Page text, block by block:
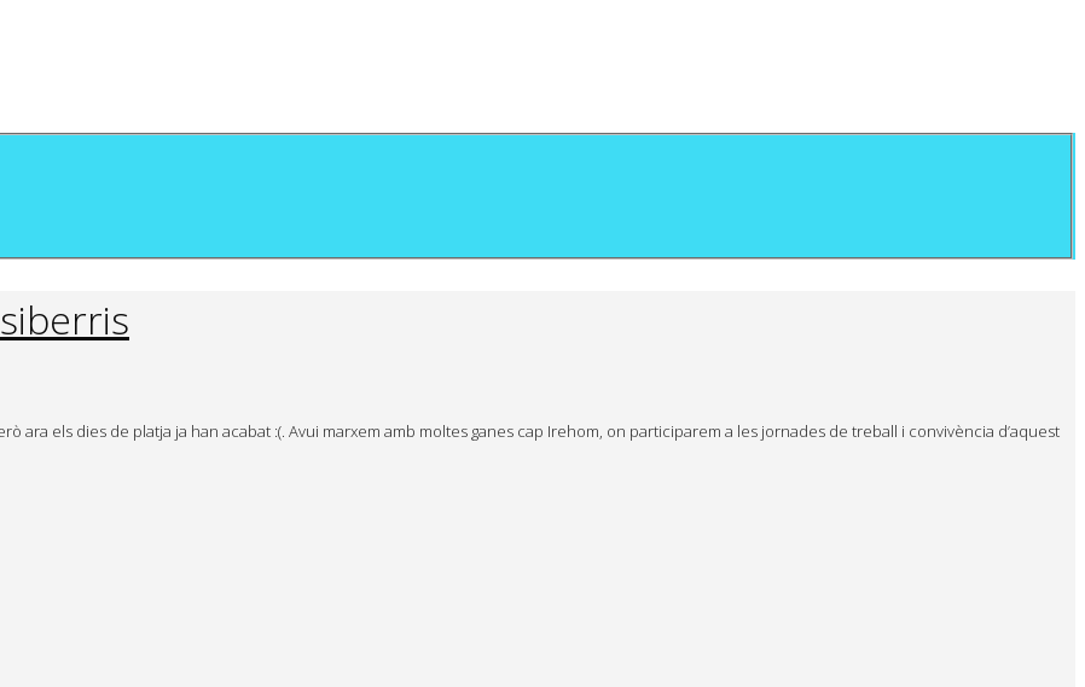
ara els dies de platja ja han acabat :(. Avui marxem amb moltes ganes cap Irehom, on participarem a les jornades de treball i convivència d’aquest